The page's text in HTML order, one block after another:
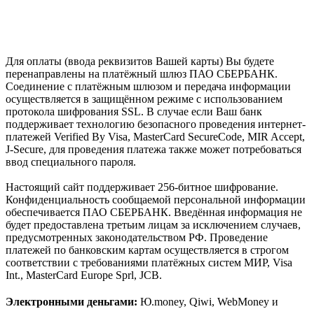
Для оплаты (ввода реквизитов Вашей карты) Вы будете
перенаправлены на платёжный шлюз ПАО СБЕРБАНК.
Соединение с платёжным шлюзом и передача информации
осуществляется в защищённом режиме с использованием
протокола шифрования SSL. В случае если Ваш банк
поддерживает технологию безопасного проведения интернет-
платежей Verified By Visa, MasterCard SecureCode, MIR Accept,
J-Secure, для проведения платежа также может потребоваться
ввод специального пароля.
Настоящий сайт поддерживает 256-битное шифрование.
Конфиденциальность сообщаемой персональной информации
обеспечивается ПАО СБЕРБАНК. Введённая информация не
будет предоставлена третьим лицам за исключением случаев,
предусмотренных законодательством РФ. Проведение
платежей по банковским картам осуществляется в строгом
соответствии с требованиями платёжных систем МИР, Visa
Int., MasterCard Europe Sprl, JCB.
Электронными деньгами: Ю.money, Qiwi, WebMoney и